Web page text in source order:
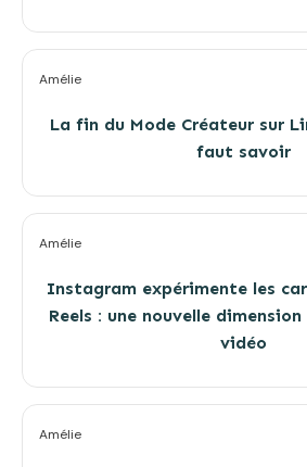
Amélie
La fin du Mode Créateur sur
faut savoir
Amélie
Instagram expérimente les
Reels : une nouvelle
vidéo
Amélie